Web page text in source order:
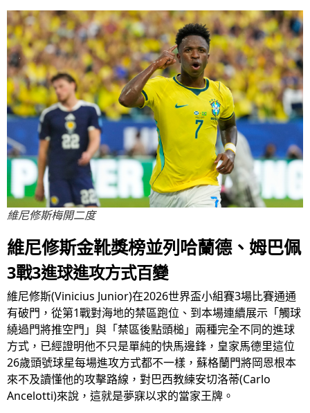
維尼修斯梅開二度
維尼修斯金靴獎榜並列哈蘭德、姆巴佩
3戰3進球進攻方式百變
維尼修斯(Vinicius Junior)在2026世界盃小組賽3場比賽通通
有破門，從第1戰對海地的禁區跑位、到本場連續展示「觸球
繞過門將推空門」與「禁區後點頭槌」兩種完全不同的進球
方式，已經證明他不只是單純的快馬邊鋒，皇家馬德里這位
26歲頭號球星每場進攻方式都不一樣，蘇格蘭門將岡恩根本
來不及讀懂他的攻擊路線，對巴西教練安切洛蒂(Carlo
Ancelotti)來說，這就是夢寐以求的當家王牌。